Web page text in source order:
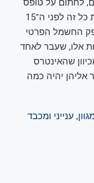
ההצטרפות הדיגיטלי, וזה הכל. אם עשיתם את כל זה לפני ה־15
החשמל הפרטי
אלו, שעבר לאחד
שהאינטרס
יהיה כמה
ענייני ומכבד